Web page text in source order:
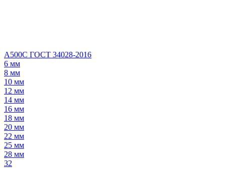
А500С ГОСТ 34028-2016
6 мм
8 мм
10 мм
12 мм
14 мм
16 мм
18 мм
20 мм
22 мм
25 мм
28 мм
32